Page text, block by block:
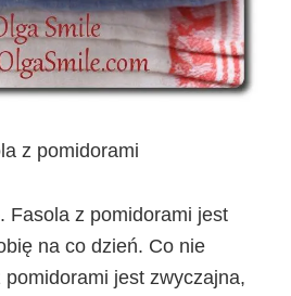
z pomidorami
Fasola z pomidorami jest
na co dzień. Co nie
jest zwyczajna,